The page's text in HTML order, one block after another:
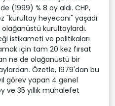
(1999) % 8 oy aldı. CHP,
"kurultay heyecanı" yaşadı.
kurultaylardı.
istikameti ve politikaları
için tam 20 kez fırsat
ne de olağanüstü bir
Özetle, 1979'dan bu
görev yapan 4 genel
ve 35 yıllık muhalefet